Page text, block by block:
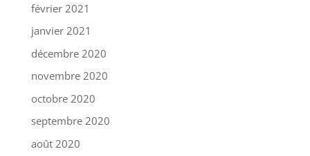
février 2021
janvier 2021
décembre 2020
novembre 2020
octobre 2020
septembre 2020
août 2020